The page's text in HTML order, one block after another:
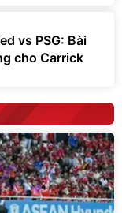
vs PSG: Bài
cho Carrick